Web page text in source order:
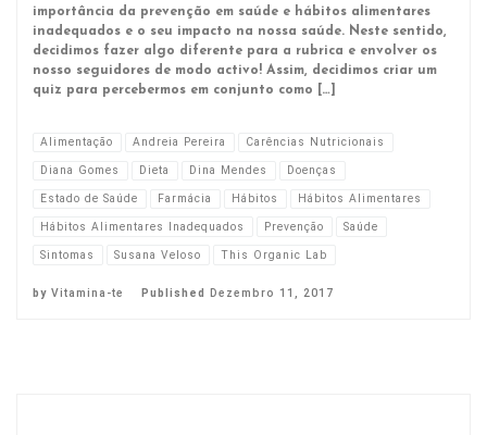
importância da prevenção em saúde e hábitos alimentares
inadequados e o seu impacto na nossa saúde. Neste sentido,
decidimos fazer algo diferente para a rubrica e envolver os
nosso seguidores de modo activo! Assim, decidimos criar um
quiz para percebermos em conjunto como […]
Alimentação Andreia Pereira
Carências Nutricionais
Diana Gomes
Dieta Dina Mendes
Doenças
Estado de Saúde
Farmácia Hábitos
Hábitos Alimentares
Hábitos Alimentares Inadequados
Prevenção
Saúde
Sintomas
Susana Veloso This Organic Lab
by Vitamina-te Published Dezembro 11, 2017